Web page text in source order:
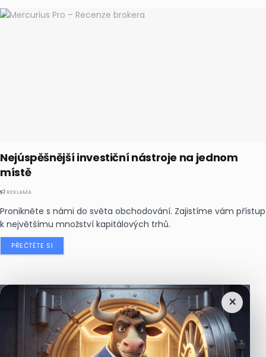
Nejúspěšnější investiční nástroje na jednom
místě
REKLAMA
Pronikněte s námi do světa obchodování. Zajistíme vám přístup
k největšímu množství kapitálových trhů.
PŘEČTĚTE SI
×
Nejčtenějšízprávy